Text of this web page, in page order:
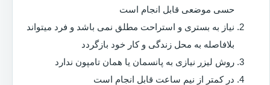
حسی موضعی قابل انجام است
نیاز به بستری و استراحت مطلق نمی باشد و فرد میتواند
بلافاصله به محل زندگی و کار خود بازگردد
روش لیزر نیازی به پانسمان یا همان تامپون ندارد
در کمتر از نیم ساعت قابل انجام است